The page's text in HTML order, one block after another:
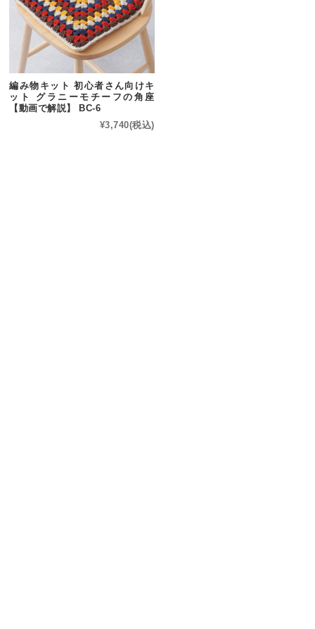
編み物キット 初心者さん向けキ
ット グラニーモチーフの角座
【動画で解説】 BC-6
¥3,740(税込)